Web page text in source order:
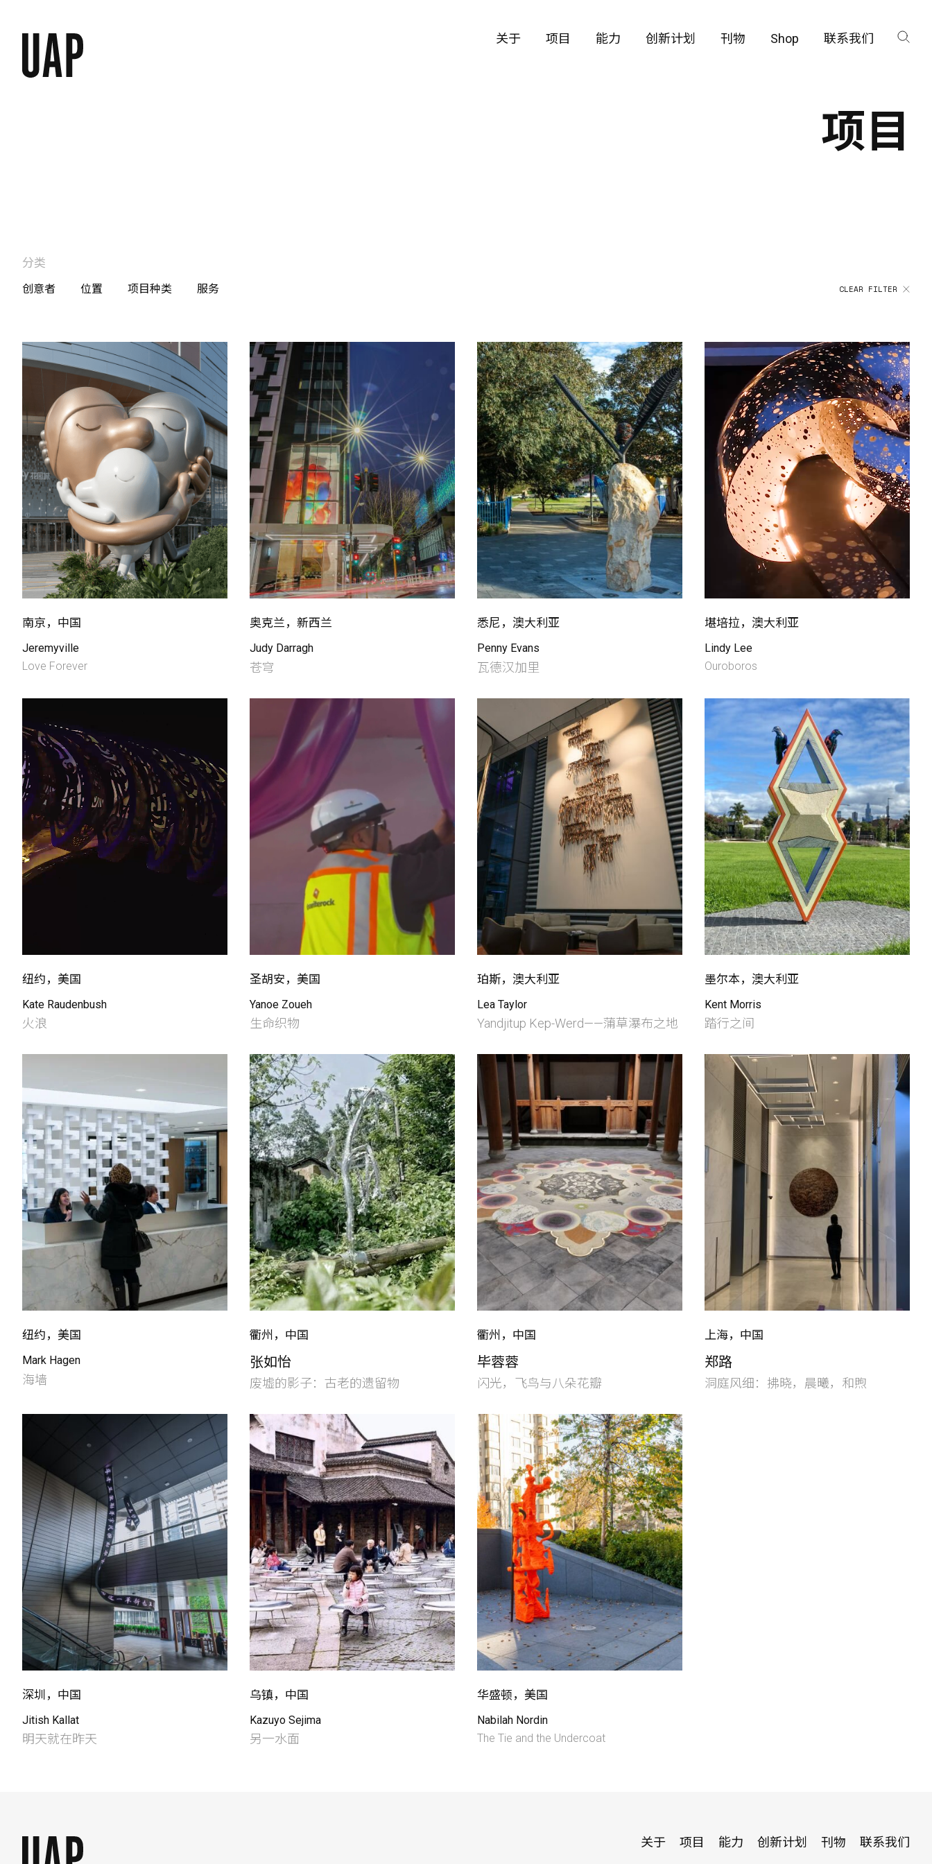
关于 项目 能力 创新计划 刊物 Shop 联系我们
项目
分类
创意者 位置 项目种类 服务 CLEAR FILTER
南京，中国
Jeremyville
Love Forever
奥克兰，新西兰
Judy Darragh
苍穹
悉尼，澳大利亚
Penny Evans
​瓦德汉加里
堪培拉，澳大利亚
Lindy Lee
Ouroboros
纽约，美国
Kate Raudenbush
火浪
圣胡安，美国
Yanoe Zoueh
生命织物
珀斯，澳大利亚
Lea Taylor
Yandjitup Kep-Werd——蒲草瀑布之地
墨尔本，澳大利亚
Kent Morris
踏行之间
纽约，美国
Mark Hagen
海墙
衢州，中国
张如怡
废墟的影子：古老的遗留物
衢州，中国
毕蓉蓉
闪光，飞鸟与八朵花瓣
上海，中国
郑路
洞庭风细：拂晓，晨曦，和煦
深圳，中国
Jitish Kallat
明天就在昨天
乌镇，中国
Kazuyo Sejima
另一水面
华盛顿，美国
Nabilah Nordin
The Tie and the Undercoat
关于 项目 能力 创新计划 刊物 联系我们